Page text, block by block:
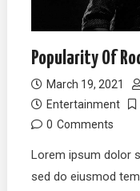
Popularity Of
March 19, 2021
Entertainment
0 Comments
Lorem ipsum dolor
sed do eiusmod